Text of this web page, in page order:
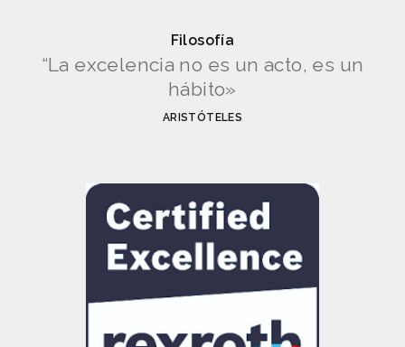
Filosofía
“La excelencia no es un acto, es un
hábito»
ARISTÓTELES